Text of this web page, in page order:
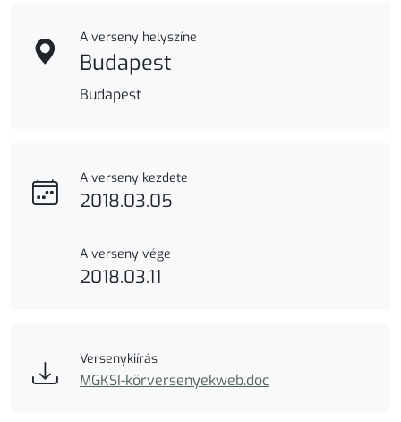
A verseny helyszíne
Budapest
Budapest
A verseny kezdete
2018.03.05
A verseny vége
2018.03.11
Versenykiírás
MGKSI-körversenyekweb.doc